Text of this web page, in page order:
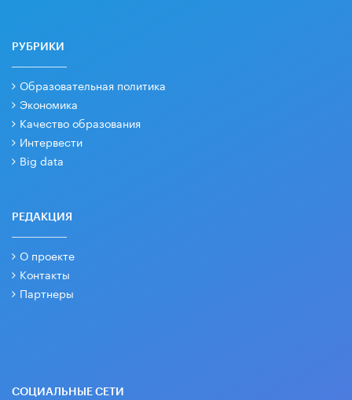
РУБРИКИ
Образовательная политика
Экономика
Качество образования
Интервести
Big data
РЕДАКЦИЯ
О проекте
Контакты
Партнеры
СОЦИАЛЬНЫЕ СЕТИ